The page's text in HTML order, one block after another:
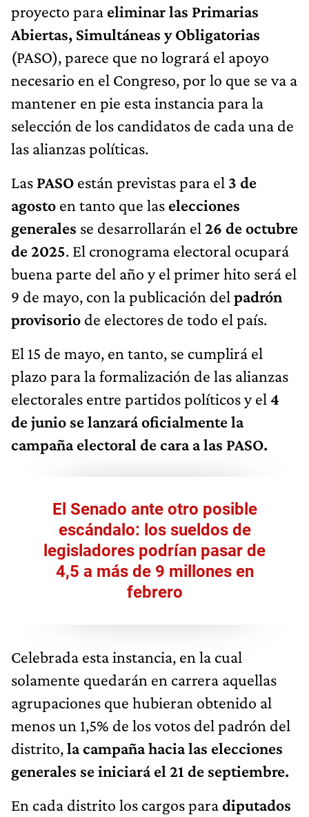
proyecto para eliminar las Primarias
Abiertas, Simultáneas y Obligatorias
(PASO), parece que no logrará el apoyo
necesario en el Congreso, por lo que se va a
mantener en pie esta instancia para la
selección de los candidatos de cada una de
las alianzas políticas.
Las PASO están previstas para el 3 de
agosto en tanto que las elecciones
generales se desarrollarán el 26 de octubre
de 2025. El cronograma electoral ocupará
buena parte del año y el primer hito será el
9 de mayo, con la publicación del padrón
provisorio de electores de todo el país.
El 15 de mayo, en tanto, se cumplirá el
plazo para la formalización de las alianzas
electorales entre partidos políticos y el 4
de junio se lanzará oficialmente la
campaña electoral de cara a las PASO.
El Senado ante otro posible
escándalo: los sueldos de
legisladores podrían pasar de
4,5 a más de 9 millones en
febrero
Celebrada esta instancia, en la cual
solamente quedarán en carrera aquellas
agrupaciones que hubieran obtenido al
menos un 1,5% de los votos del padrón del
distrito,la campaña hacia las elecciones
generales se iniciará el 21 de septiembre.
En cada distrito los cargos paradiputados